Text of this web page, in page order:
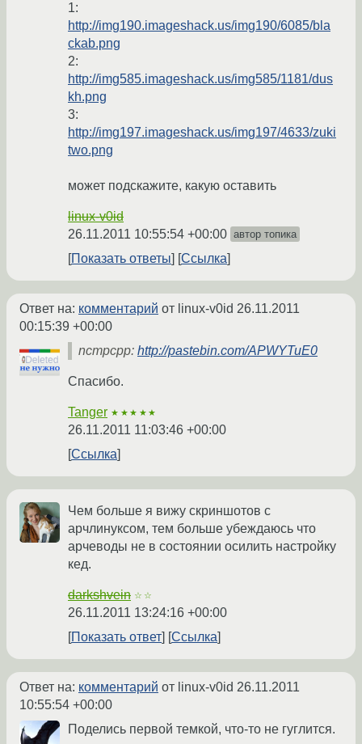
1:
http://img190.imageshack.us/img190/6085/bla
ckab.png
2:
http://img585.imageshack.us/img585/1181/dus
kh.png
3:
http://img197.imageshack.us/img197/4633/zuki
two.png
может подскажите, какую оставить
linux-v0id
26.11.2011 10:55:54 +00:00 автор топика
Показать ответы Ссылка
Ответ на: комментарий от linux-v0id 26.11.2011
00:15:39 +00:00
ncmpcpp: http://pastebin.com/APWYTuE0
Спасибо.
Tanger ★★★★★
26.11.2011 11:03:46 +00:00
Ссылка
Чем больше я вижу скриншотов с
арчлинуксом, тем больше убеждаюсь что
арчеводы не в состоянии осилить настройку
кед.
darkshvein ☆☆
26.11.2011 13:24:16 +00:00
Показать ответ
Ссылка
Ответ на: комментарий от linux-v0id 26.11.2011
10:55:54 +00:00
Поделись первой темкой, что-то не гуглится.